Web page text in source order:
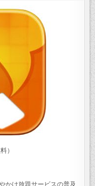
）
かけ放題サービスの普及